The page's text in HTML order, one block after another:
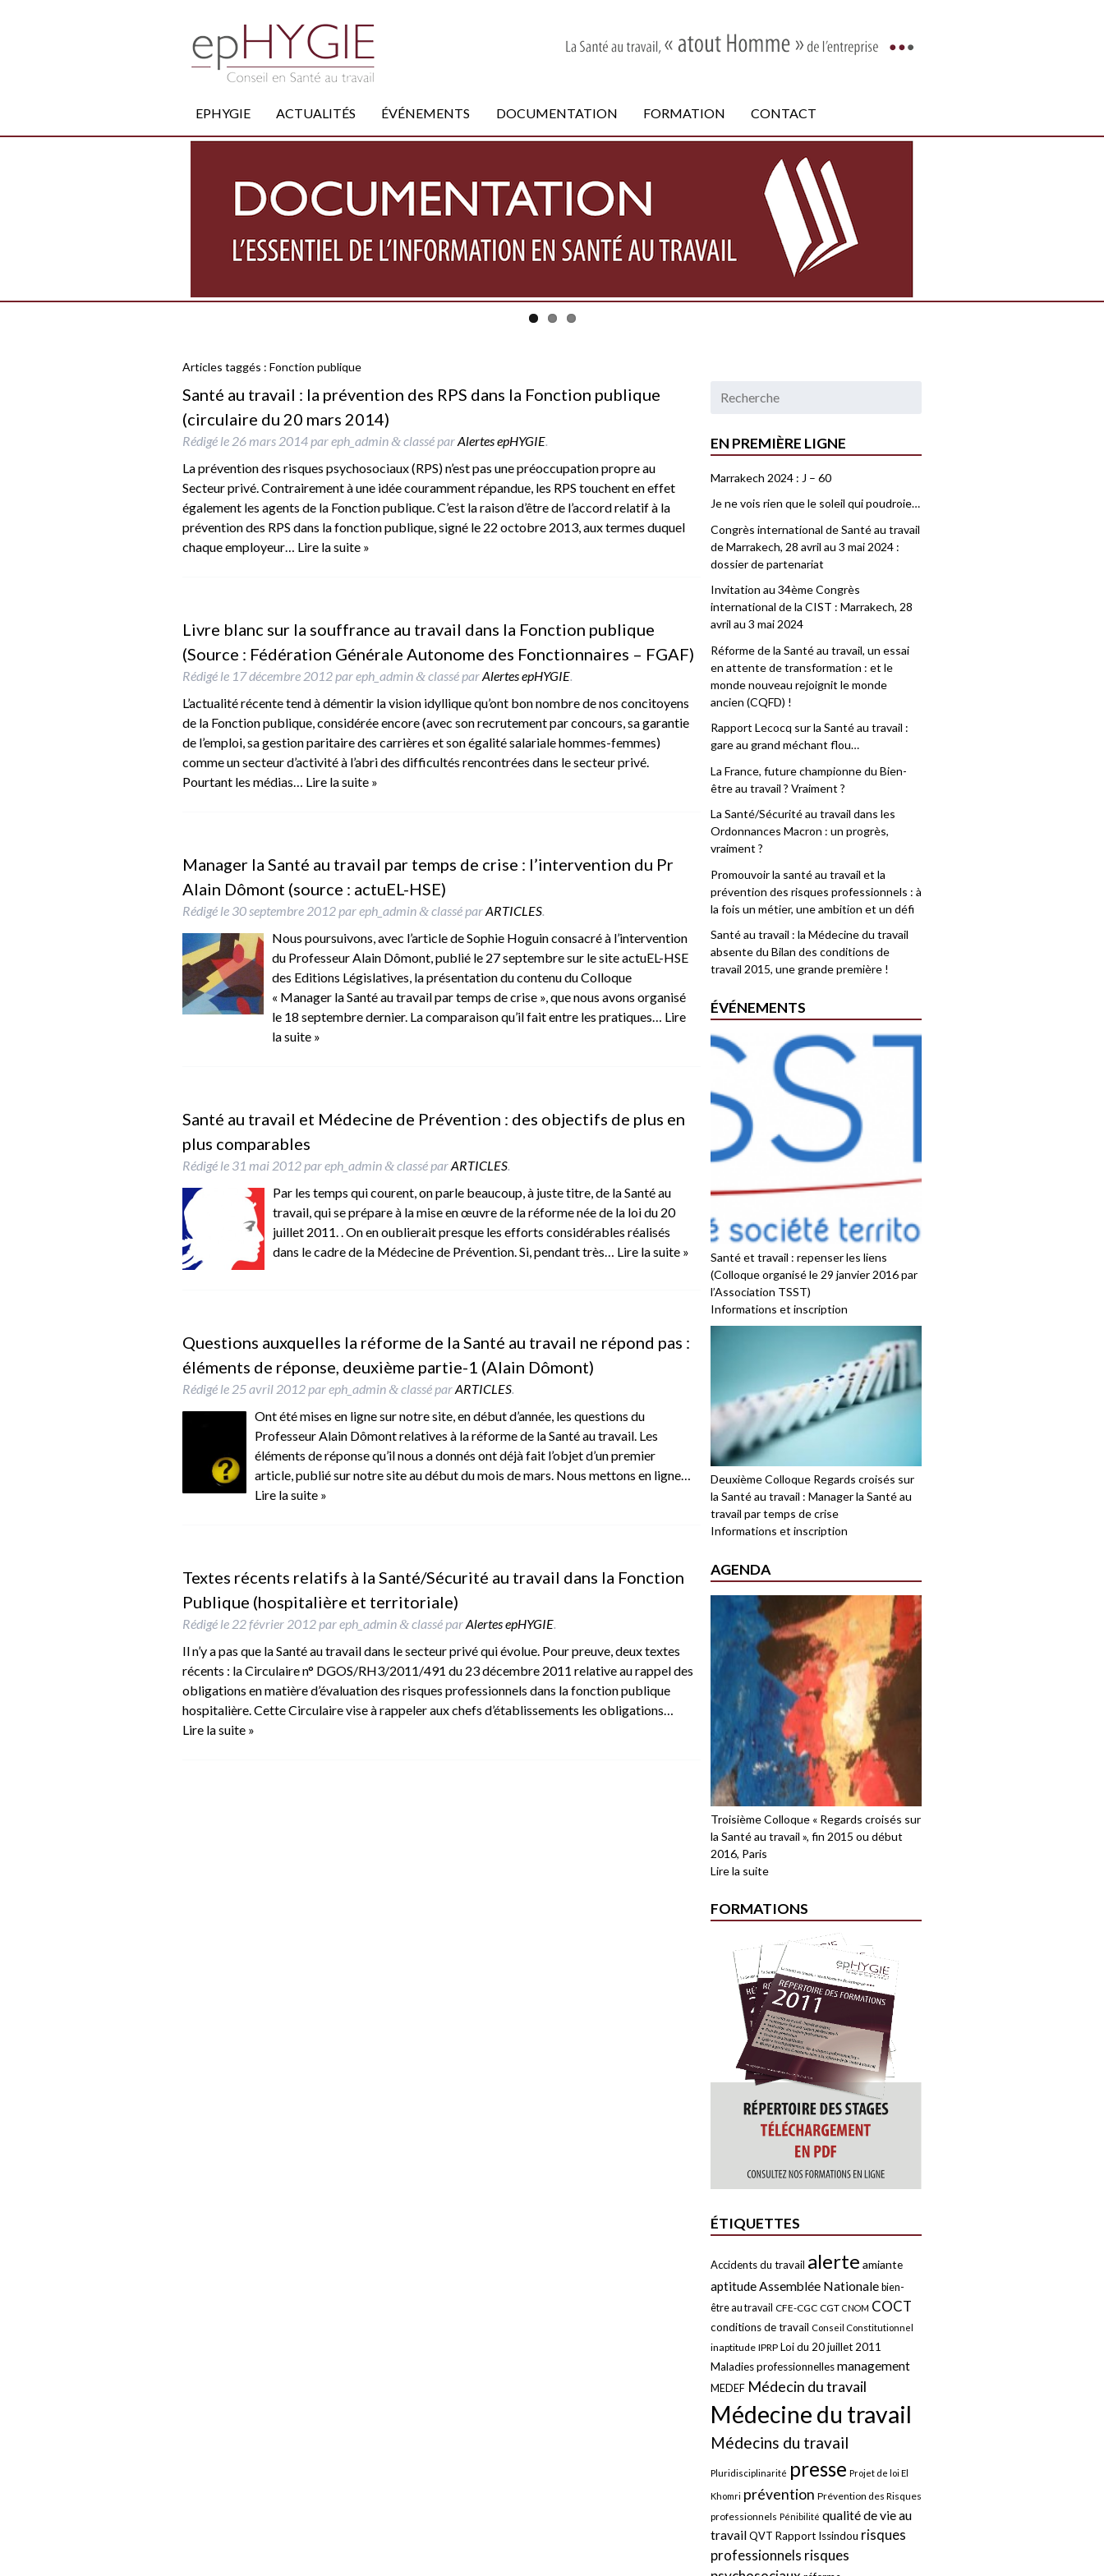
EPHYGIE ACTUALITÉS ÉVÉNEMENTS DOCUMENTATION FORMATION CONTACT
Articles taggés : Fonction publique
Santé au travail : la prévention des RPS dans la Fonction publique
(circulaire du 20 mars 2014)
Rédigé le 26 mars 2014 pareph_admin &classé parAlertes epHYGIE.
La prévention des risques psychosociaux (RPS) n’est pas une préoccupation propre au
Secteur privé. Contrairement à une idée couramment répandue, les RPS touchent en effet
également les agents de la Fonction publique. C’est la raison d’être de l’accord relatif à la
prévention des RPS dans la fonction publique, signé le 22 octobre 2013, aux termes duquel
chaque employeur… Lire la suite »
Livre blanc sur la souffrance au travail dans la Fonction publique
(Source : Fédération Générale Autonome des Fonctionnaires – FGAF)
Rédigé le 17 décembre 2012 pareph_admin &classé parAlertes epHYGIE.
L’actualité récente tend à démentir la vision idyllique qu’ont bon nombre de nos concitoyens
de la Fonction publique, considérée encore (avec son recrutement par concours, sa garantie
de l’emploi, sa gestion paritaire des carrières et son égalité salariale hommes-femmes)
comme un secteur d’activité à l’abri des difficultés rencontrées dans le secteur privé.
Pourtant les médias… Lire la suite »
Manager la Santé au travail par temps de crise : l’intervention du Pr
Alain Dômont (source : actuEL-HSE)
Rédigé le 30 septembre 2012 pareph_admin &classé parARTICLES.
Nous poursuivons, avec l’article de Sophie Hoguin consacré à l’intervention
du Professeur Alain Dômont, publié le 27 septembre sur le site actuEL-HSE
des Editions Législatives, la présentation du contenu du Colloque
« Manager la Santé au travail par temps de crise », que nous avons organisé
le 18 septembre dernier. La comparaison qu’il fait entre les pratiques… Lire
la suite »
Santé au travail et Médecine de Prévention : des objectifs de plus en
plus comparables
Rédigé le 31 mai 2012 pareph_admin &classé parARTICLES.
Par les temps qui courent, on parle beaucoup, à juste titre, de la Santé au
travail, qui se prépare à la mise en œuvre de la réforme née de la loi du 20
juillet 2011. . On en oublierait presque les efforts considérables réalisés
dans le cadre de la Médecine de Prévention. Si, pendant très… Lire la suite »
Questions auxquelles la réforme de la Santé au travail ne répond pas :
éléments de réponse, deuxième partie-1 (Alain Dômont)
Rédigé le 25 avril 2012 pareph_admin &classé parARTICLES.
Ont été mises en ligne sur notre site, en début d’année, les questions du
Professeur Alain Dômont relatives à la réforme de la Santé au travail. Les
éléments de réponse qu’il nous a donnés ont déjà fait l’objet d’un premier
article, publié sur notre site au début du mois de mars. Nous mettons en ligne…
Lire la suite »
Textes récents relatifs à la Santé/Sécurité au travail dans la Fonction
Publique (hospitalière et territoriale)
Rédigé le 22 février 2012 pareph_admin &classé parAlertes epHYGIE.
Il n’y a pas que la Santé au travail dans le secteur privé qui évolue. Pour preuve, deux textes
récents : la Circulaire n° DGOS/RH3/2011/491 du 23 décembre 2011 relative au rappel des
obligations en matière d’évaluation des risques professionnels dans la fonction publique
hospitalière. Cette Circulaire vise à rappeler aux chefs d’établissements les obligations…
Lire la suite »
EN PREMIÈRE LIGNE
Marrakech 2024 : J – 60
Je ne vois rien que le soleil qui poudroie…
Congrès international de Santé au travail
de Marrakech, 28 avril au 3 mai 2024 :
dossier de partenariat
Invitation au 34ème Congrès
international de la CIST : Marrakech, 28
avril au 3 mai 2024
Réforme de la Santé au travail, un essai
en attente de transformation : et le
monde nouveau rejoignit le monde
ancien (CQFD) !
Rapport Lecocq sur la Santé au travail :
gare au grand méchant flou…
La France, future championne du Bien-
être au travail ? Vraiment ?
La Santé/Sécurité au travail dans les
Ordonnances Macron : un progrès,
vraiment ?
Promouvoir la santé au travail et la
prévention des risques professionnels : à
la fois un métier, une ambition et un défi
Santé au travail : la Médecine du travail
absente du Bilan des conditions de
travail 2015, une grande première !
ÉVÉNEMENTS
Santé et travail : repenser les liens
(Colloque organisé le 29 janvier 2016 par
l’Association TSST)
Informations et inscription
Deuxième Colloque Regards croisés sur
la Santé au travail : Manager la Santé au
travail par temps de crise
Informations et inscription
AGENDA
Troisième Colloque « Regards croisés sur
la Santé au travail », fin 2015 ou début
2016, Paris
Lire la suite
FORMATIONS
ÉTIQUETTES
Accidents du travail alerte amiante
aptitudeAssemblée Nationale bien-
être au travail CFE-CGC CGT CNOM COCT
conditions de travail Conseil Constitutionnel
inaptitude IPRP Loi du 20 juillet 2011
Maladies professionnellesmanagement
MEDEF Médecin du travail
Médecine du travail
Médecins du travail
Pluridisciplinarité presse Projet de loi El
Khomri prévention Prévention des Risques
professionnels Pénibilité qualité de vie au
travailQVT Rapport Issindou risques
professionnels risques